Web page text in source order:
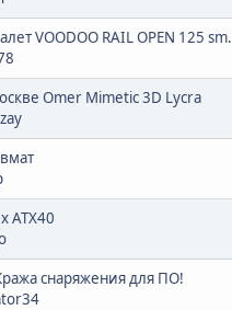
VOODOO RAIL OPEN 125 sm.
Omer Mimetic 3D Lycra
ATX40
снаряжения для ПО!